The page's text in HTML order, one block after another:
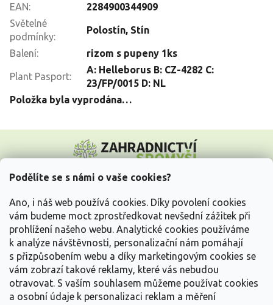
Podělíte se s námi o vaše cookies?
Ano, i náš web používá cookies. Díky povolení cookies
vám budeme moct zprostředkovat nevšední zážitek při
prohlížení našeho webu. Analytické cookies používáme
k analýze návštěvnosti, personalizační nám pomáhají
s přizpůsobením webu a díky marketingovým cookies se
vám zobrazí takové reklamy, které vás nebudou
otravovat. S vaším souhlasem můžeme používat cookies
a osobní údaje k personalizaci reklam a měření
EAN:
2284900344909
Světelné
podmínky:
Polostín, Stín
Balení: rizom s pupeny 1ks
Plant Pasport:
A: Helleborus B: CZ-4282 C:
23/FP/0015 D: NL
Položka byla vyprodána…
p
Vše o nákupu
Informace pro Vás
Kontakujte nás